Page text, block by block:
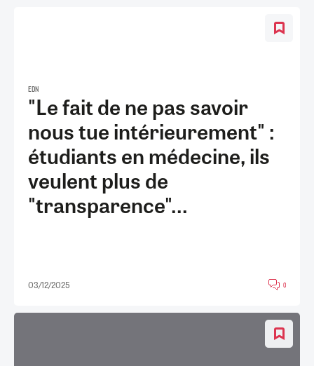
EDN
"Le fait de ne pas savoir
nous tue intérieurement" :
étudiants en médecine, ils
veulent plus de
"transparence"...
03/12/2025 0